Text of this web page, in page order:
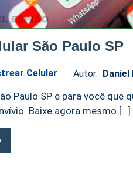
São Paulo SP
Celular Autor: Daniel
Paulo SP e para você
Baixe agora mesmo […]